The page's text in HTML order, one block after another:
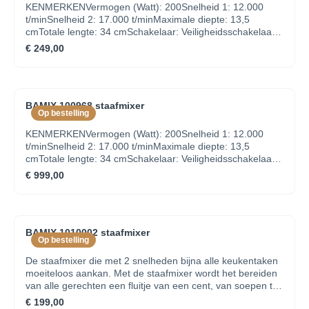
KENMERKENVermogen (Watt): 200Snelheid 1: 12.000
t/minSnelheid 2: 17.000 t/minMaximale diepte: 13,5
cmTotale lengte: 34 cmSchakelaar: Veiligheidsschakelaar
met impulsconcactIsolatie: DubbelSnoer: 1,9 mINHOUD
VERPAKKINGSwissLine 200W3 hulpstukken: multimes,
€ 249,00
Op bestelling
BAMIX 100968 staafmixer
KENMERKENVermogen (Watt): 200Snelheid 1: 12.000
t/minSnelheid 2: 17.000 t/minMaximale diepte: 13,5
cmTotale lengte: 34 cmSchakelaar: Veiligheidsschakelaar
met impulsconcactIsolatie: DubbelSnoer: 1,9 mAccessoires
inbegrepen 3 hulpstukken, processormolen, kruik,
400ml en 600ml met deksels Kruik 1000ml met
deksel Statief met opbergruimte voor
accessoires Handleiding
€ 999,00
Op bestelling
BAMIX 1010002 staafmixer
De staafmixer die met 2 snelheden bijna alle keukentaken
moeiteloos aankan. Met de staafmixer wordt het bereiden
van alle gerechten een fluitje van een cent, van soepen tot
shakes - altijd perfect verwerkt. Deze magische DeLuxe-
€ 199,00